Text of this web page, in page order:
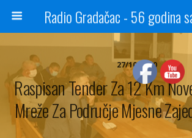
27/10/2020
Raspisan Tender Za 12 Km
Mreže Za Područje Mjesne